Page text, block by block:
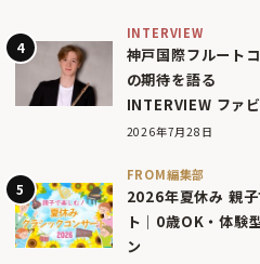
INTERVIEW
神戸国際フルート
の期待を語る
INTERVIEW ファ
2026年7月28日
FROM編集部
2026年夏休み 親
ト｜0歳OK・体験
ン